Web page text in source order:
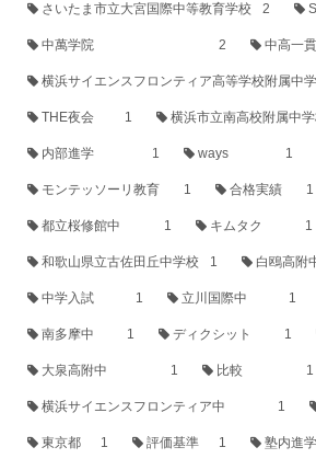
さいたま市立大宮国際中等教育学校 2
中萬学院 2 中高一
横浜サイエンスフロンティア高等学校附属中
THE夜会 1 横浜市立南高校附属中
内部進学 1 ways 1
モンテッソーリ教育 1 合格実績 1
都立桜修館中 1 キムタク 1
和歌山県立古佐田丘中学校 1 白鴎高附
中学入試 1 立川国際中 1
南多摩中 1 ディクシット 1
大泉高附中 1 比較 1
横浜サイエンスフロンティア中 1
東京都 1 評価基準 1 塾内進学